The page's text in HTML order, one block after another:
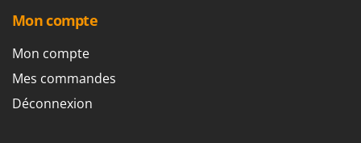
Mon compte
Mon compte
Mes commandes
Déconnexion